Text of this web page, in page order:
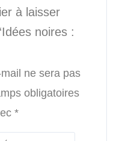
à laisser
noires :
ne sera pas
obligatoires
*